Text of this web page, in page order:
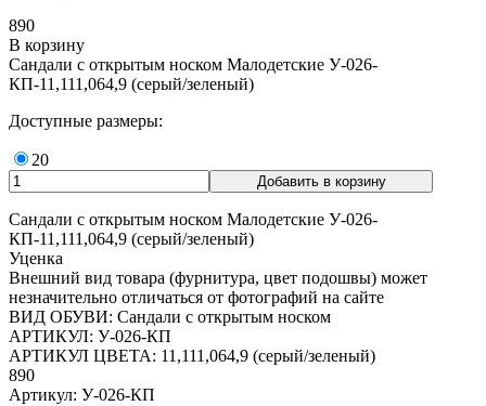
890
В корзину
Сандали с открытым носком Малодетские У-026-
КП-11,111,064,9 (серый/зеленый)
Доступные размеры:
20
Сандали с открытым носком Малодетские У-026-
КП-11,111,064,9 (серый/зеленый)
Уценка
Внешний вид товара (фурнитура, цвет подошвы) может
незначительно отличаться от фотографий на сайте
ВИД ОБУВИ: Сандали с открытым носком
АРТИКУЛ: У-026-КП
АРТИКУЛ ЦВЕТА: 11,111,064,9 (серый/зеленый)
890
Артикул: У-026-КП